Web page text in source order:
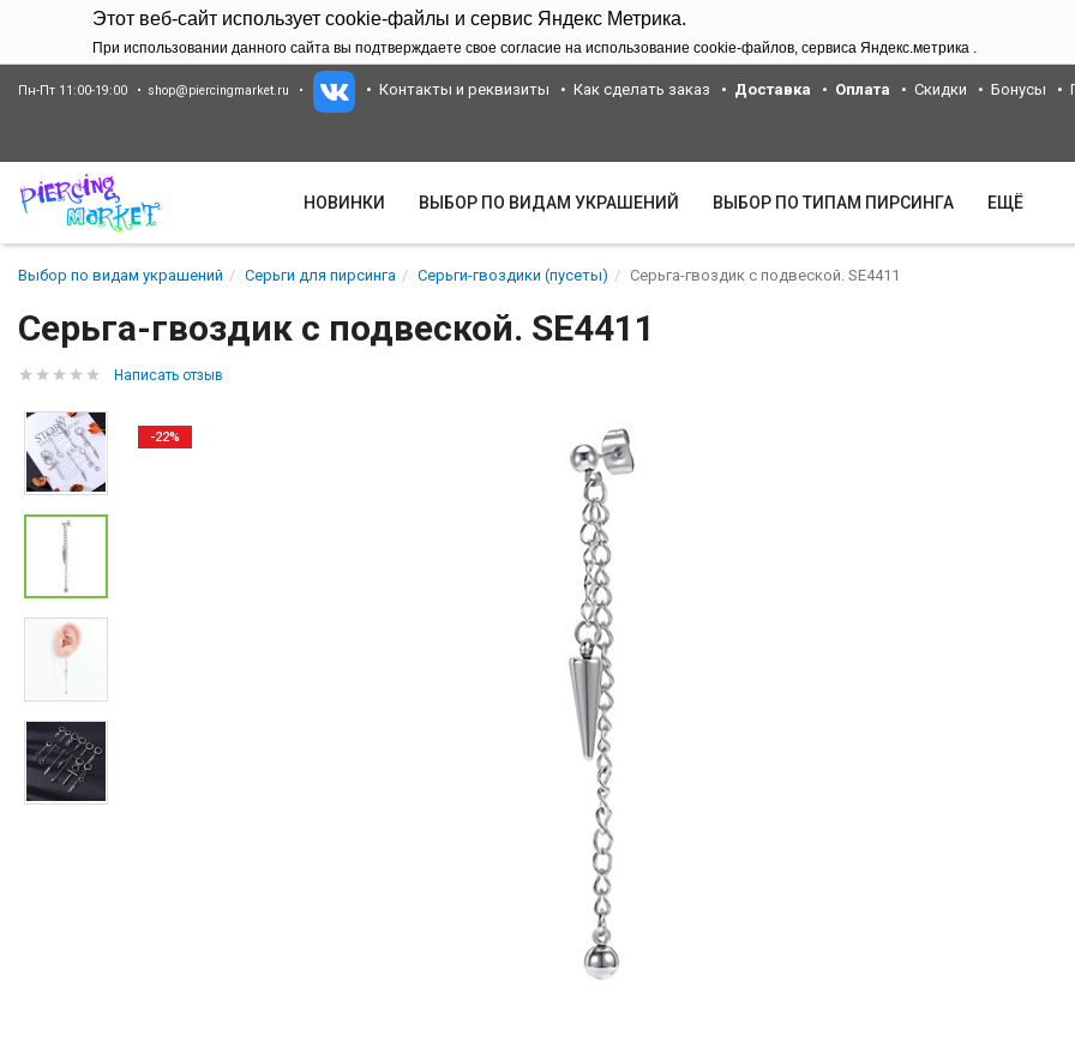
Этот веб-сайт использует cookie-файлы и сервис Яндекс Метрика.
При использовании данного сайта вы подтверждаете свое согласие на использование cookie-файлов, сервиса Яндекс.метрика .
Пн-Пт 11:00-19:00 shop@piercingmarket.ru Контакты и реквизиты Как сделать заказ Доставка Оплата Скидки Бонусы
НОВИНКИ ВЫБОР ПО ВИДАМ УКРАШЕНИЙ ВЫБОР ПО ТИПАМ ПИРСИНГА ЕЩЁ
Выбор по видам украшений Серьги для пирсинга Серьги-гвоздики (пусеты) Серьга-гвоздик с подвеской. SE4411
Серьга-гвоздик с подвеской. SE4411
Написать отзыв
-22%